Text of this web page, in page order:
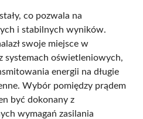
co pozwala na
i stabilnych wyników.
swoje miejsce w
systemach oświetleniowych,
energii na długie
Wybór pomiędzy prądem
być dokonany z
wymagań zasilania